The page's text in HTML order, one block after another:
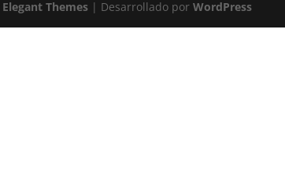
Elegant Themes | Desarrollado porWordPress